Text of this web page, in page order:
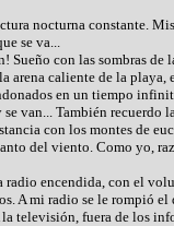
nocturna constante.
se va...
Sueño con las sombras
arena caliente de la
en un tiempo
van... También recuerdo
con los montes de
del viento. Como yo,
radio encendida, con el
A mi radio se le rompió
la televisión, fuera de los